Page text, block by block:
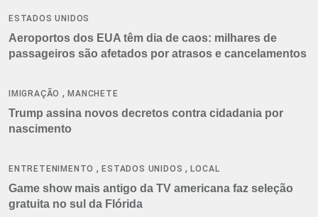
ESTADOS UNIDOS
Aeroportos dos EUA têm dia de caos: milhares de
passageiros são afetados por atrasos e cancelamentos
IMIGRAÇÃO ,MANCHETE
Trump assina novos decretos contra cidadania por
nascimento
ENTRETENIMENTO ,ESTADOS UNIDOS ,LOCAL
Game show mais antigo da TV americana faz seleção
gratuita no sul da Flórida